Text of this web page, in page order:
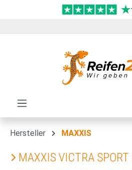
Zum Hauptinhalt springen
Hersteller MAXXIS
MAXXIS VICTRA